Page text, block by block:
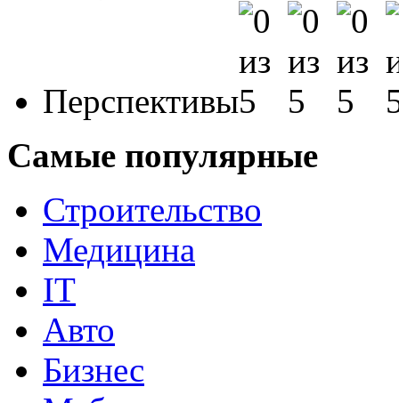
Перспективы
Самые популярные
Строительство
Медицина
IT
Авто
Бизнес